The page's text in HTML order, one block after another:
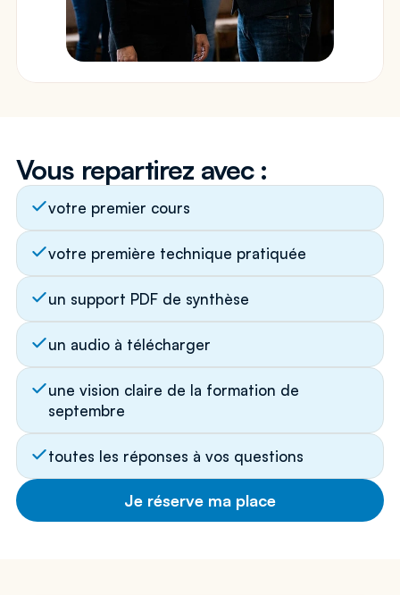
Vous repartirez avec :
votre premier cours
votre première technique pratiquée
un support PDF de synthèse
un audio à télécharger
une vision claire de la formation de
septembre
toutes les réponses à vos questions
Je réserve ma place